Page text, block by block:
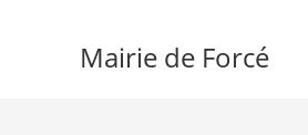
Mairie de Forcé